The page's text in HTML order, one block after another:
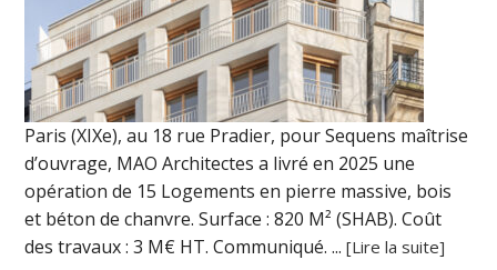
Paris (XIXe), au 18 rue Pradier, pour Sequens maîtrise
d’ouvrage, MAO Architectes a livré en 2025 une
opération de 15 Logements en pierre massive, bois
et béton de chanvre. Surface : 820 M² (SHAB). Coût
des travaux : 3 M€ HT. Communiqué. ...[Lire la suite]